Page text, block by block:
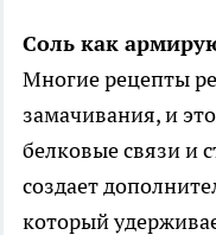
Соль как
Многие рецепты
замачивания, и
белковые связи и
создает
который